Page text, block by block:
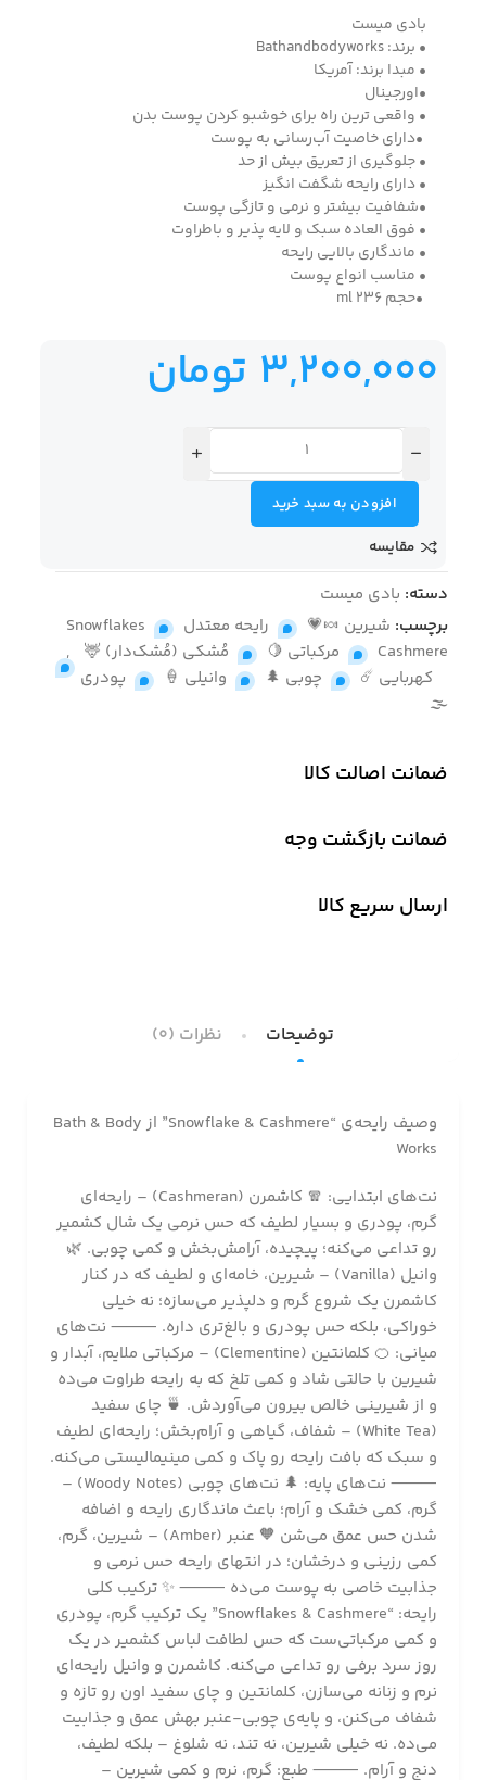
بادی میست
• برند: Bathandbodyworks
• مبدا برند: آمریکا
•اورجینال
• واقعی ترین راه برای خوشبو کردن پوست بدن
•دارای خاصیت آب‌رسانی به پوست
• جلوگیری از تعریق بیش از حد
• دارای رایحه شگفت انگیز
•شفافیت بیشتر و نرمی و تازگی پوست
• فوق العاده سبک و لایه پذیر و باطراوت
• ماندگاری بالایی رایحه
• مناسب انواع پوست
•حجم 236 ml
3,200,000 تومان
افزودن به سبد خرید
مقایسه
دسته: بادی میست
برچسب: شیرین 🍬💗 , رایحه معتدل ,
Snowflakes
Cashmere
, مرکباتی 🍋 , مُشکی (مُشک‌دار) 🦌
,
کهربایی ☄️
, چوبی 🌲 , وانیلی 🍦 ,
پودری
🌫
ضمانت اصالت کالا
ضمانت بازگشت وجه
ارسال سریع کالا
توضیحات نظرات (0)
وصیف رایحه‌ی “Snowflake & Cashmere” از Bath & Body
Works
نت‌های ابتدایی: 🧣 کاشمرن (Cashmeran) – رایحه‌ای
گرم، پودری و بسیار لطیف که حس نرمی یک شال کشمیر
رو تداعی می‌کنه؛ پیچیده، آرامش‌بخش و کمی چوبی. 🌿
وانیل (Vanilla) – شیرین، خامه‌ای و لطیف که در کنار
کاشمرن یک شروع گرم و دلپذیر می‌سازه؛ نه خیلی
خوراکی، بلکه حس پودری و بالغ‌تری داره. ⸻ نت‌های
میانی: 🍊 کلمانتین (Clementine) – مرکباتی ملایم، آبدار و
شیرین با حالتی شاد و کمی تلخ که به رایحه طراوت می‌ده
و از شیرینی خالص بیرون می‌آوردش. 🍵 چای سفید
(White Tea) – شفاف، گیاهی و آرام‌بخش؛ رایحه‌ای لطیف
و سبک که بافت رایحه رو پاک و کمی مینیمالیستی می‌کنه.
⸻ نت‌های پایه: 🌲 نت‌های چوبی (Woody Notes) –
گرم، کمی خشک و آرام؛ باعث ماندگاری رایحه و اضافه
شدن حس عمق می‌شن 🧡 عنبر (Amber) – شیرین، گرم،
کمی رزینی و درخشان؛ در انتهای رایحه حس نرمی و
جذابیت خاصی به پوست می‌ده ⸻ ✨ ترکیب کلی
رایحه: “Snowflakes & Cashmere” یک ترکیب گرم، پودری
و کمی مرکباتی‌ست که حس لطافت لباس کشمیر در یک
روز سرد برفی رو تداعی می‌کنه. کاشمرن و وانیل رایحه‌ای
نرم و زنانه می‌سازن، کلمانتین و چای سفید اون رو تازه و
شفاف می‌کنن، و پایه‌ی چوبی-عنبر بهش عمق و جذابیت
می‌ده. نه خیلی شیرین، نه تند، نه شلوغ – بلکه لطیف،
دنج و آرام. ⸻ طبع: گرم، نرم و کمی شیرین –